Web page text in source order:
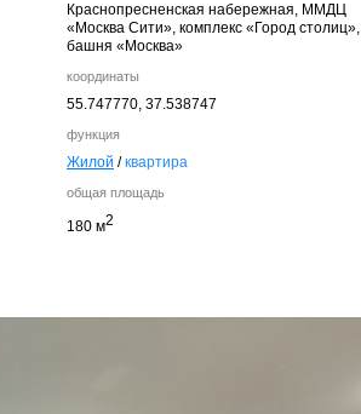
Краснопресненская набережная, ММДЦ
«Москва Сити», комплекс «Город столиц»,
башня «Москва»
координаты
55.747770, 37.538747
функция
Жилой /квартира
общая площадь
180 м2